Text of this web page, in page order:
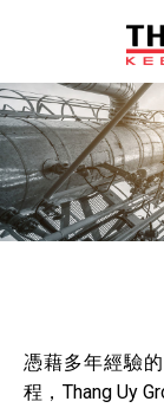
憑藉多年經驗
程，Thang Uy